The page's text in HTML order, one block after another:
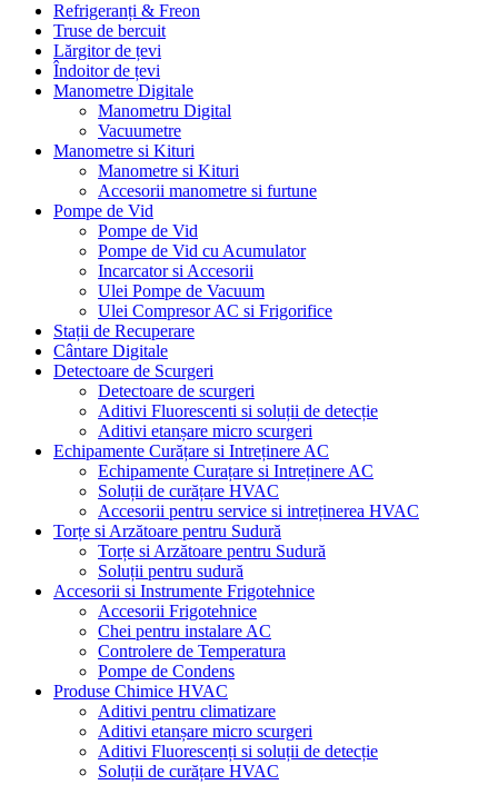
Refrigeranți & Freon
Truse de bercuit
Lărgitor de țevi
Îndoitor de țevi
Manometre Digitale
Manometru Digital
Vacuumetre
Manometre si Kituri
Manometre si Kituri
Accesorii manometre si furtune
Pompe de Vid
Pompe de Vid
Pompe de Vid cu Acumulator
Incarcator si Accesorii
Ulei Pompe de Vacuum
Ulei Compresor AC si Frigorifice
Stații de Recuperare
Cântare Digitale
Detectoare de Scurgeri
Detectoare de scurgeri
Aditivi Fluorescenti si soluții de detecție
Aditivi etanșare micro scurgeri
Echipamente Curățare si Intreținere AC
Echipamente Curațare si Intreținere AC
Soluții de curățare HVAC
Accesorii pentru service si intreținerea HVAC
Torțe si Arzătoare pentru Sudură
Torțe si Arzătoare pentru Sudură
Soluții pentru sudură
Accesorii si Instrumente Frigotehnice
Accesorii Frigotehnice
Chei pentru instalare AC
Controlere de Temperatura
Pompe de Condens
Produse Chimice HVAC
Aditivi pentru climatizare
Aditivi etanșare micro scurgeri
Aditivi Fluorescenți si soluții de detecție
Soluții de curățare HVAC